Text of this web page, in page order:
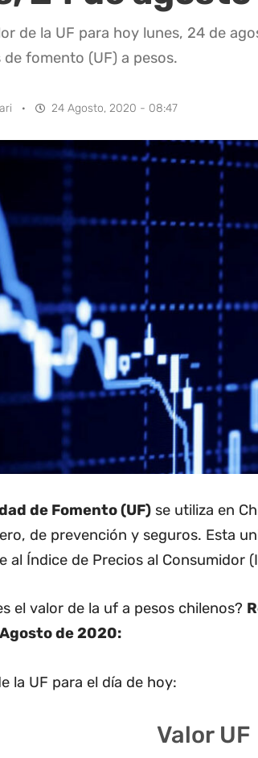
de la UF para hoy lunes, 24 de
de fomento (UF) a pesos.
· 24 Agosto, 2020 - 08:47
de Fomento (UF) se utiliza en
de prevención y seguros. Esta
al Índice de Precios al Consumidor
el valor de la uf a pesos chilenos?
de 2020:
la UF para el día de hoy:
Valor UF